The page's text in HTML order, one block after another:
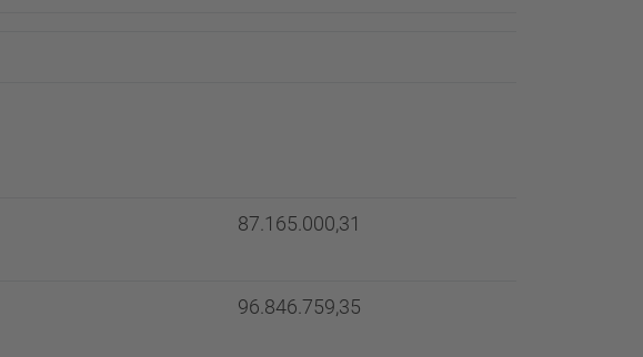
87.165.000,31
96.846.759,35